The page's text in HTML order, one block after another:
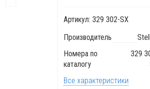
Артикул: 329 302-SX
Производитель
Номера по
каталогу
329
Все характеристики